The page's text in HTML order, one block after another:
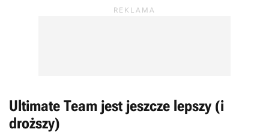
Ultimate Team jest jeszcze lepszy (i
droższy)